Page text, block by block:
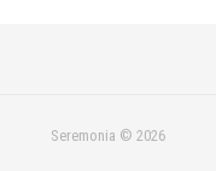
Seremonia © 2026